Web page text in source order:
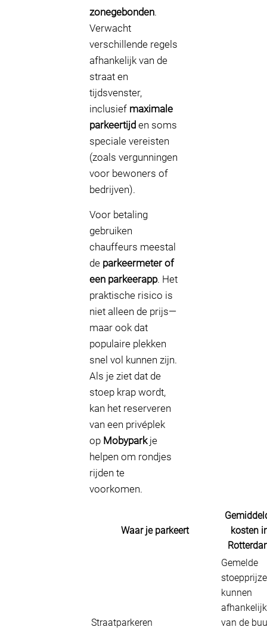
zonegebonden.
Verwacht
verschillende regels
afhankelijk van de
straat en
tijdsvenster,
inclusief maximale
parkeertijd en soms
speciale vereisten
(zoals vergunningen
voor bewoners of
bedrijven).
Voor betaling
gebruiken
chauffeurs meestal
de parkeermeter of
een parkeerapp. Het
praktische risico is
niet alleen de prijs—
maar ook dat
populaire plekken
snel vol kunnen zijn.
Als je ziet dat de
stoep krap wordt,
kan het reserveren
van een privéplek
op Mobyparkje
helpen om rondjes
rijden te
voorkomen.
Waar je parkeert
kosten
Straatparkeren
Gemelde
kunnen
afhankelijk
van de